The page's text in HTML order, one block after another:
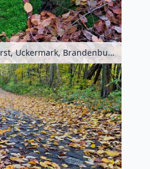
Buchenwald im Grumsiner Forst, Uckermark, Brandenburg, Deutschland